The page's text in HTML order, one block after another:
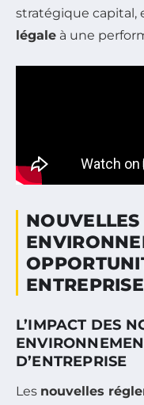
stratégique capital,
légale à une
L’IMPACT DES
D’ENTREPRISE
Les nouvelles